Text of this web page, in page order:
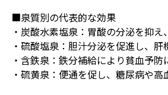
■泉質別の代表的な効果
・炭酸水素塩泉：胃酸の分泌を抑え
・硫酸塩泉：胆汁分泌を促進し、肝
・含鉄泉：鉄分補給により貧血予防
・硫黄泉：便通を促し、糖尿病や高